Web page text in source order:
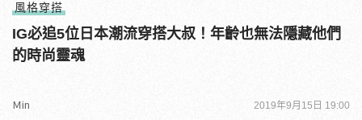
風格穿搭
IG必追5位日本潮流穿搭大叔！年齡也無法隱藏他們
的時尚靈魂
Ｍin 2019年9月15日 19:00